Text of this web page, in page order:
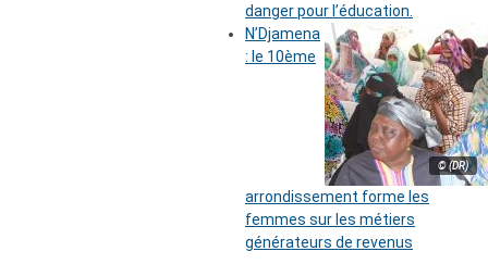
danger pour l’éducation.
© (DR)
N’Djamena
: le 10ème
arrondissement forme les
femmes sur les métiers
générateurs de revenus